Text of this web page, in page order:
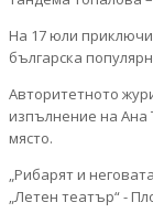
На 17 юли
българска
Авторитетното
изпълнение на Ана
място.
„Рибарят и
„Летен театър“ -